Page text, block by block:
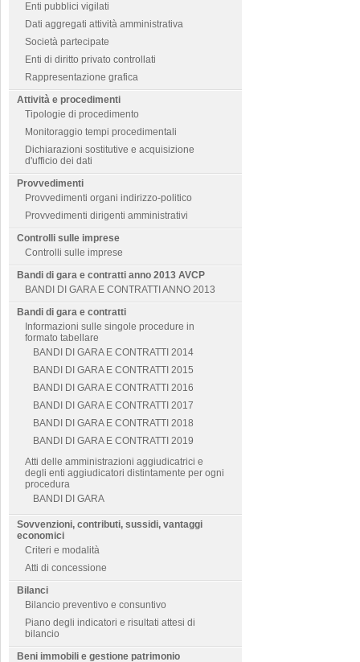
Enti pubblici vigilati
Dati aggregati attività amministrativa
Società partecipate
Enti di diritto privato controllati
Rappresentazione grafica
Attività e procedimenti
Tipologie di procedimento
Monitoraggio tempi procedimentali
Dichiarazioni sostitutive e acquisizione
d'ufficio dei dati
Provvedimenti
Provvedimenti organi indirizzo-politico
Provvedimenti dirigenti amministrativi
Controlli sulle imprese
Controlli sulle imprese
Bandi di gara e contratti anno 2013 AVCP
BANDI DI GARA E CONTRATTI ANNO 2013
Bandi di gara e contratti
Informazioni sulle singole procedure in
formato tabellare
BANDI DI GARA E CONTRATTI 2014
BANDI DI GARA E CONTRATTI 2015
BANDI DI GARA E CONTRATTI 2016
BANDI DI GARA E CONTRATTI 2017
BANDI DI GARA E CONTRATTI 2018
BANDI DI GARA E CONTRATTI 2019
Atti delle amministrazioni aggiudicatrici e
degli enti aggiudicatori distintamente per ogni
procedura
BANDI DI GARA
Sovvenzioni, contributi, sussidi, vantaggi
economici
Criteri e modalità
Atti di concessione
Bilanci
Bilancio preventivo e consuntivo
Piano degli indicatori e risultati attesi di
bilancio
Beni immobili e gestione patrimonio